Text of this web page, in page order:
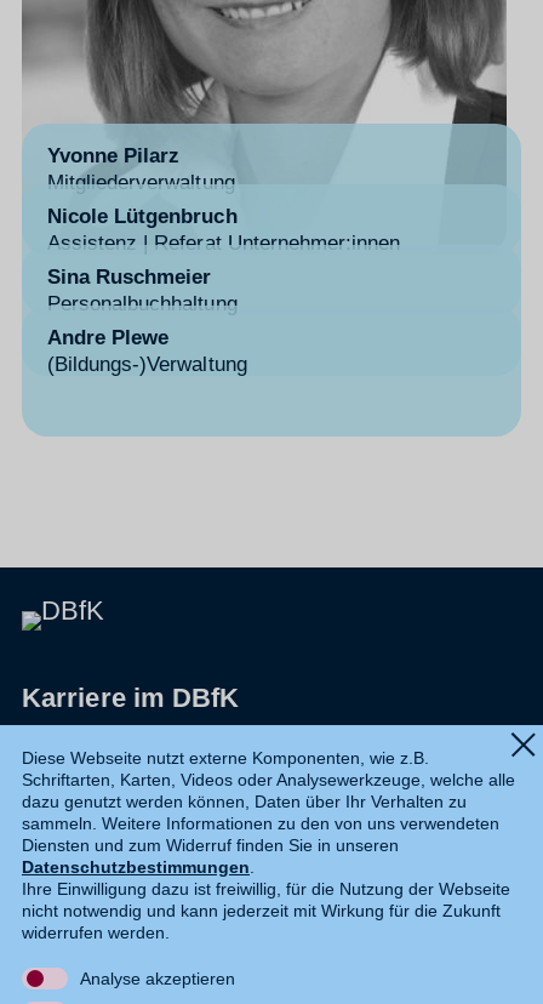
Yvonne Pilarz
Mitgliederverwaltung
Nicole Lütgenbruch
Assistenz | Referat Unternehmer:innen
Sina Ruschmeier
Personalbuchhaltung
Andre Plewe
(Bildungs-)Verwaltung
Karriere im DBfK
Datenschutz
Shop
Widerruf
Kontakt
Diese Webseite nutzt externe Komponenten, wie z.B.
Schriftarten, Karten, Videos oder Analysewerkzeuge, welche alle
dazu genutzt werden können, Daten über Ihr Verhalten zu
sammeln. Weitere Informationen zu den von uns verwendeten
Diensten und zum Widerruf finden Sie in unseren
Datenschutzbestimmungen.
Ihre Einwilligung dazu ist freiwillig, für die Nutzung der Webseite
nicht notwendig und kann jederzeit mit Wirkung für die Zukunft
widerrufen werden.
Analyse akzeptieren